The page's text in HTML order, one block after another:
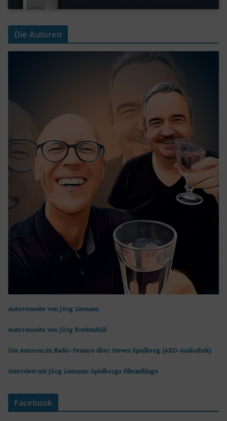
Die Autoren
Autorenseite von Jörg Liemann
Autorenseite von Jörg Breitenfeld
Die Autoren im Radio-Feature über Steven Spielberg (ARD-Audiothek)
Interview mit Jörg Liemann: Spielbergs Filmanfänge
Facebook